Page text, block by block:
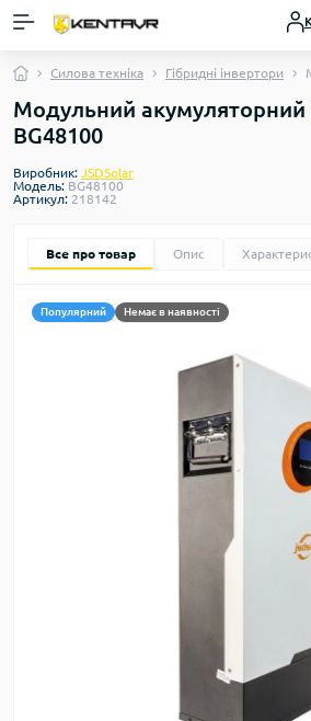
Силова техніка Гібридні інвертори
Модульний акумуляторний
BG48100
Виробник: JSDSolar
Модель: BG48100
Артикул: 218142
Все про товар Опис
Популярний Немає в наявності